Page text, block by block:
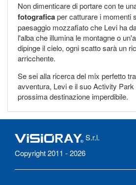
Non dimenticare di portare con te
fotograficaper catturare i momenti
paesaggio mozzafiato che Levi ha
l'alba che illumina le montagne o
dipinge il cielo, ogni scatto sarà un
arricchente.
Se sei alla ricerca del mix perfetto
avventura, Levi e il suo Activity Park
prossima destinazione imperdibile.
S.r.l.
Copyright 2011 - 2026